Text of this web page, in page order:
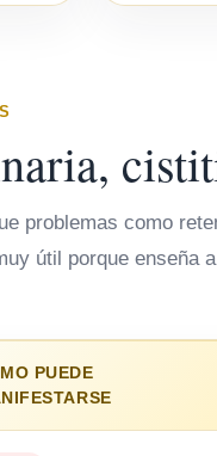
problemas como
útil porque enseña
PUEDE